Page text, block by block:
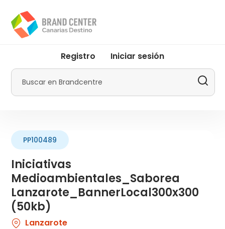
contenido
principal
menu
Promotur
Registro Iniciar sesión
Buscar
Iniciativas
Medioambientales_Saborea
Lanzarote_BannerLocal300x300
(50kb)
PP100489
Lanzarote